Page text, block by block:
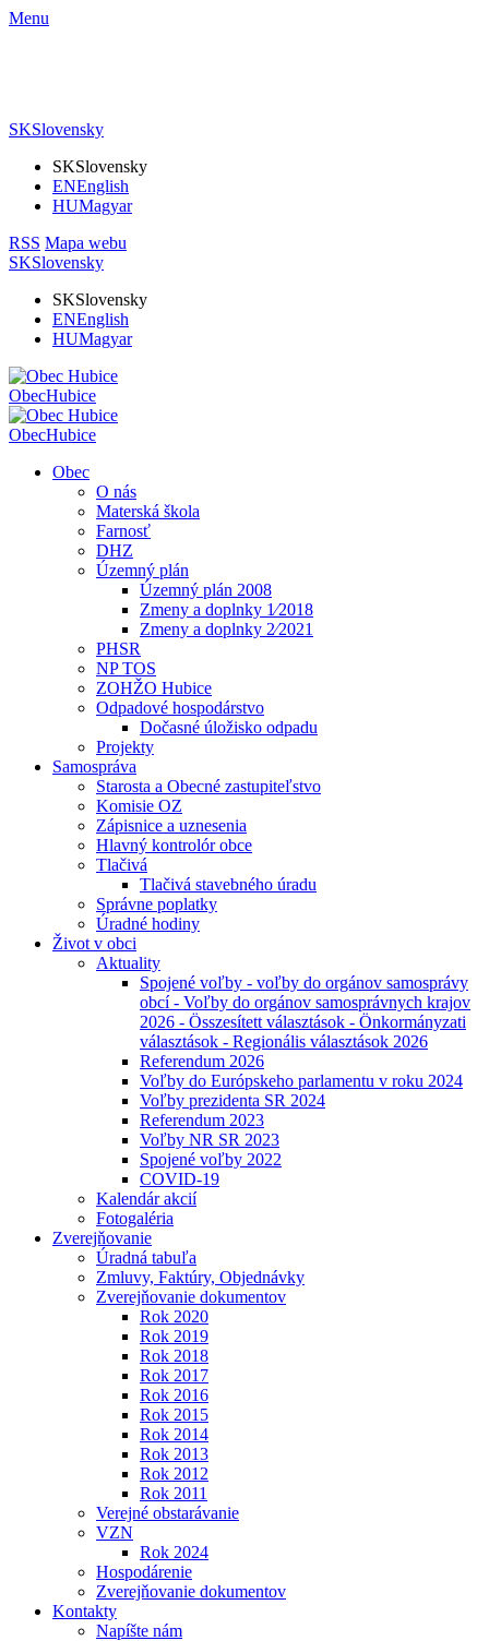
Menu
SKSlovensky
SKSlovensky
ENEnglish
HUMagyar
RSS Mapa webu
SKSlovensky
SKSlovensky
ENEnglish
HUMagyar
ObecHubice
ObecHubice
Obec
O nás
Materská škola
Farnosť
DHZ
Územný plán
Územný plán 2008
Zmeny a doplnky 1⁄2018
Zmeny a doplnky 2⁄2021
PHSR
NP TOS
ZOHŽO Hubice
Odpadové hospodárstvo
Dočasné úložisko odpadu
Projekty
Samospráva
Starosta a Obecné zastupiteľstvo
Komisie OZ
Zápisnice a uznesenia
Hlavný kontrolór obce
Tlačivá
Tlačivá stavebného úradu
Správne poplatky
Úradné hodiny
Život v obci
Aktuality
Spojené voľby - voľby do orgánov samosprávy
obcí - Voľby do orgánov samosprávnych krajov
2026 - Összesített választások - Önkormányzati
választások - Regionális választások 2026
Referendum 2026
Voľby do Európskeho parlamentu v roku 2024
Voľby prezidenta SR 2024
Referendum 2023
Voľby NR SR 2023
Spojené voľby 2022
COVID-19
Kalendár akcií
Fotogaléria
Zverejňovanie
Úradná tabuľa
Zmluvy, Faktúry, Objednávky
Zverejňovanie dokumentov
Rok 2020
Rok 2019
Rok 2018
Rok 2017
Rok 2016
Rok 2015
Rok 2014
Rok 2013
Rok 2012
Rok 2011
Verejné obstarávanie
VZN
Rok 2024
Hospodárenie
Zverejňovanie dokumentov
Kontakty
Napíšte nám